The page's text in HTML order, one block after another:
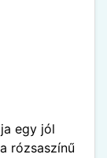
egy jól
rózsaszínű